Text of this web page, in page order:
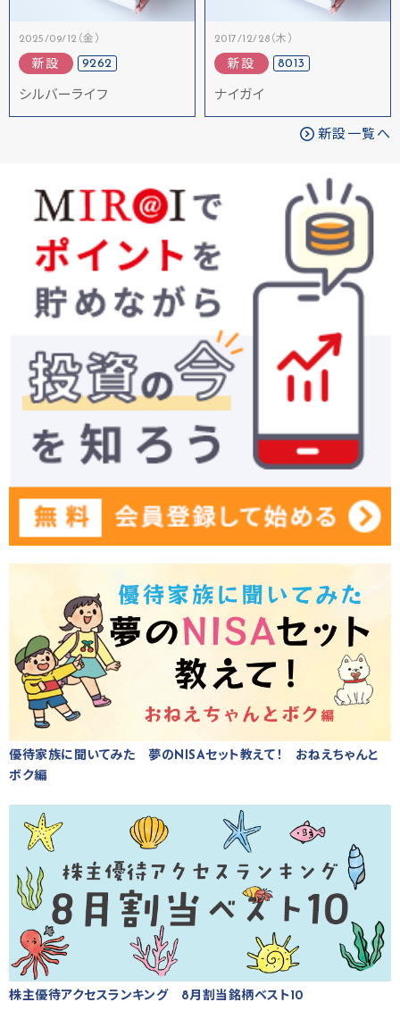
2025/09/12（金）
新設 9262
シルバーライフ
2017/12/28（木）
新設 8013
ナイガイ
新設一覧へ
優待家族に聞いてみた 夢のNISAセット教えて！ おねえちゃんと
ボク編
株主優待アクセスランキング 8月割当銘柄ベスト10